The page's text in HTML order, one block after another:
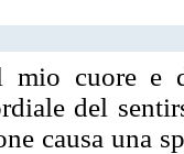
mio cuore
del
causa una